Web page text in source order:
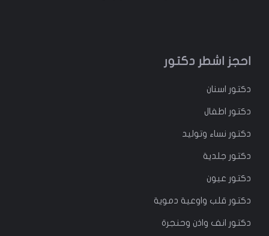
احجز اشطر دكتور
دكتور اسنان
دكتور اطفال
دكتور نساء وتوليد
دكتور جلدية
دكتور عيون
دكتور قلب واوعية دموية
دكتور انف واذن وحنجرة